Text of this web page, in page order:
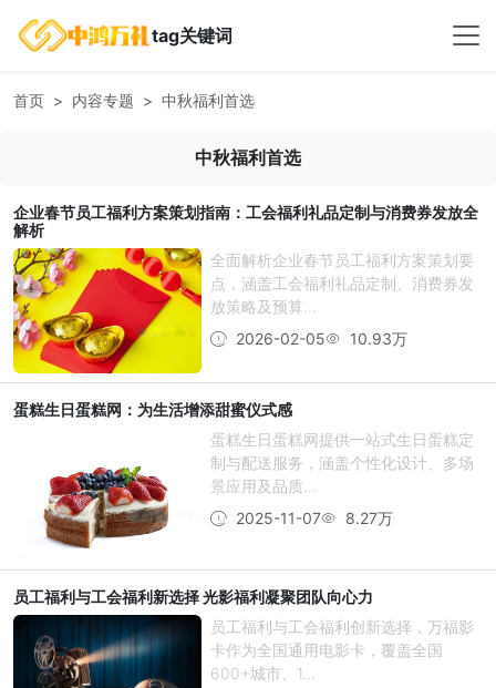
tag关键词
首页 内容专题 中秋福利首选
中秋福利首选
企业春节员工福利方案策划指南：工会福利礼品定制与消费券发放全
解析
全面解析企业春节员工福利方案策划要
点，涵盖工会福利礼品定制、消费券发
放策略及预算...
2026-02-05
10.93万
蛋糕生日蛋糕网：为生活增添甜蜜仪式感
蛋糕生日蛋糕网提供一站式生日蛋糕定
制与配送服务，涵盖个性化设计、多场
景应用及品质...
2025-11-07
8.27万
员工福利与工会福利新选择 光影福利凝聚团队向心力
员工福利与工会福利创新选择，万福影
卡作为全国通用电影卡，覆盖全国
600+城市、1...